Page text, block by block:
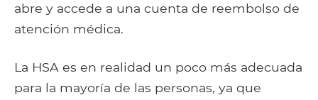
abre y accede a una cuenta de reembolso de
atención médica.
La HSA es en realidad un poco más adecuada
para la mayoría de las personas, ya que